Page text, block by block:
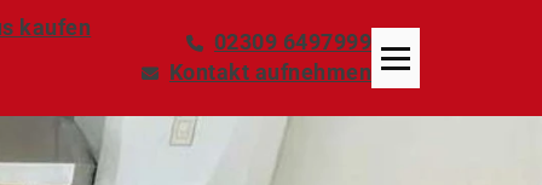
kaufen
02309 6497999
Kontakt aufnehmen